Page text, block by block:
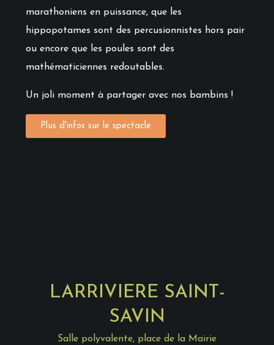
marathoniens en puissance, que les
hippopotames sont des percusionnistes hors pair
ou encore que les poules sont des
mathématiciennes redoutables.
Un joli moment à partager avec nos bambins !
Plus d'infos sur le spectacle
LARRIVIERE SAINT-
SAVIN
Salle polyvalente, place de la Mairie